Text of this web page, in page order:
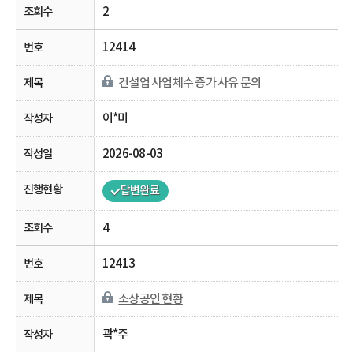
2
12414
건설업 사업체수 증가 사유 문의
이*미
2026-08-03
답변완료
4
12413
소상공인 현황
곽*주